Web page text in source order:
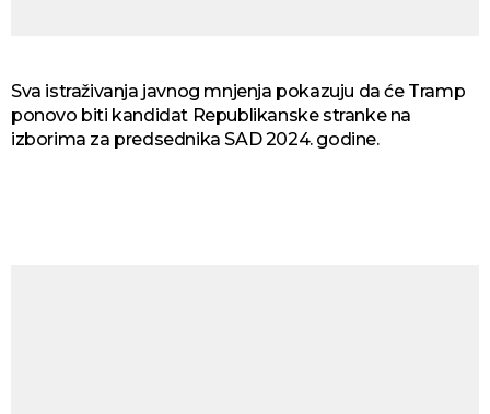
Sva istraživanja javnog mnjenja pokazuju da će Tramp
ponovo biti kandidat Republikanske stranke na
izborima za predsednika SAD 2024. godine.